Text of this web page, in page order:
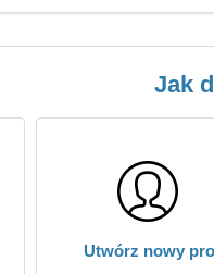
Jak
Utwórz nowy